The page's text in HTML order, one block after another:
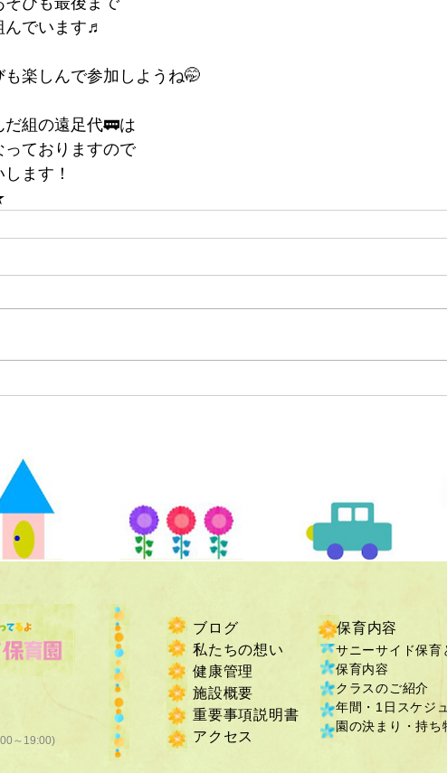
んでいます♬
楽しんで参加しようね🤭
組の遠足代🚃は
っておりますので
ます！
～19:00)
ブログ
私たちの想い
健康管理
施設概要
重要事項説明書
​アクセス
保育内容
サニーサイド保育
保育内容
クラスのご紹介
年間・1日スケジ
園の決まり・持ち